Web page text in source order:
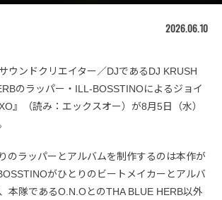
2026.06.10
ウンドクリエイター／DJであるDJ KRUSH
のラッパー・ILL-BOSSTINOによるジョイ
』（読み：エックスオー）が8月5日（水）
のラッパーとアルバムを制作するのは本作が
がひとりのビートメイカーとアルバ
本隊であるO.N.OとのTHA BLUE HERB以外